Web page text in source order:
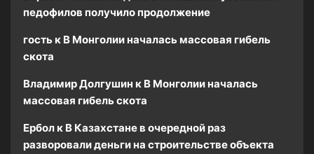
педофилов получило продолжение
гость к В Монголии началась массовая гибель
скота
Владимир Долгушин к В Монголии началась
массовая гибель скота
Ербол к В Казахстане в очередной раз
разворовали деньги на строительстве объекта